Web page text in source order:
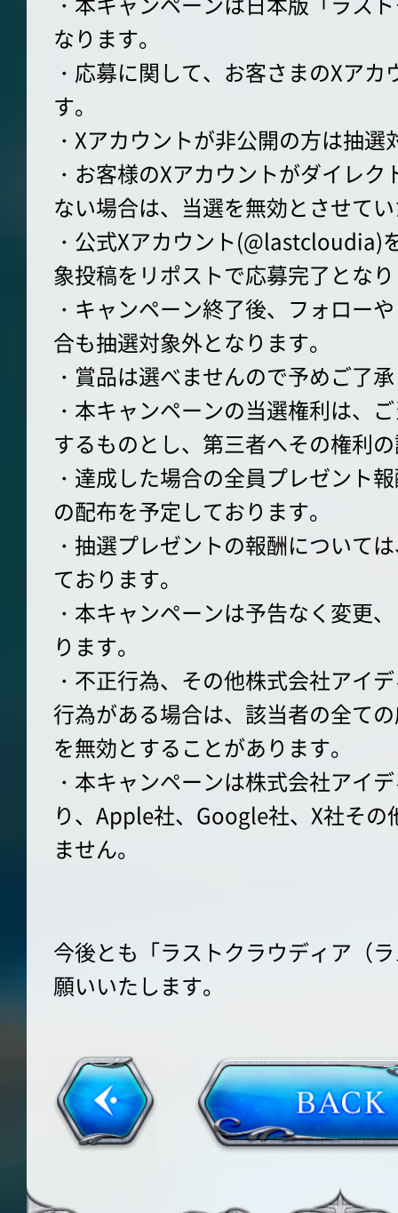
なります。
・応募に関して、お客さまのXア
す。
・Xアカウントが非公開の方は抽
・お客様のXアカウントがダイレ
ない場合は、当選を無効とさせて
・公式Xアカウント(@lastcloudia)
象投稿をリポストで応募完了とな
・キャンペーン終了後、フォロー
合も抽選対象外となります。
・賞品は選べませんので予めご了
・本キャンペーンの当選権利は、
するものとし、第三者へその権利
・達成した場合の全員プレゼント
の配布を予定しております。
・抽選プレゼントの報酬について
ております。
・本キャンペーンは予告なく変更
ります。
・不正行為、その他株式会社アイ
行為がある場合は、該当者の全て
を無効とすることがあります。
・本キャンペーンは株式会社アイ
り、Apple社、Google社、X社そ
ません。
今後とも「ラストクラウディア（
願いいたします。